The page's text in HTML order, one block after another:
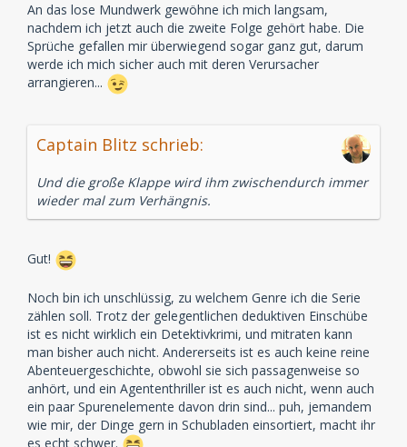
An das lose Mundwerk gewöhne ich mich langsam,
nachdem ich jetzt auch die zweite Folge gehört habe. Die
Sprüche gefallen mir überwiegend sogar ganz gut, darum
werde ich mich sicher auch mit deren Verursacher
arrangieren...
Captain Blitz schrieb:
Und die große Klappe wird ihm zwischendurch immer
wieder mal zum Verhängnis.
Gut!
Noch bin ich unschlüssig, zu welchem Genre ich die Serie
zählen soll. Trotz der gelegentlichen deduktiven Einschübe
ist es nicht wirklich ein Detektivkrimi, und mitraten kann
man bisher auch nicht. Andererseits ist es auch keine reine
Abenteuergeschichte, obwohl sie sich passagenweise so
anhört, und ein Agententhriller ist es auch nicht, wenn auch
ein paar Spurenelemente davon drin sind... puh, jemandem
wie mir, der Dinge gern in Schubladen einsortiert, macht ihr
es echt schwer.